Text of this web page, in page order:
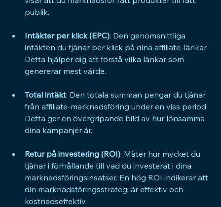
publik.
Intäkter per klick (EPC): Den genomsnittliga
intäkten du tjänar per klick på dina affiliate-länkar.
Detta hjälper dig att förstå vilka länkar som
genererar mest värde.
Total intäkt: Den totala summan pengar du tjänar
från affiliate-marknadsföring under en viss period.
Detta ger en övergripande bild av hur lönsamma
dina kampanjer är.
Retur på investering (ROI): Mäter hur mycket du
tjänar i förhållande till vad du investerat i dina
marknadsföringsinsatser. En hög ROI indikerar att
din marknadsföringsstrategi är effektiv och
kostnadseffektiv.